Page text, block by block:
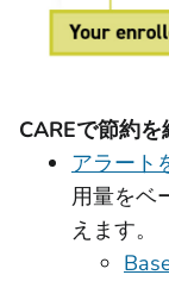
CAREで節約
アラート
用量をベ
えます。